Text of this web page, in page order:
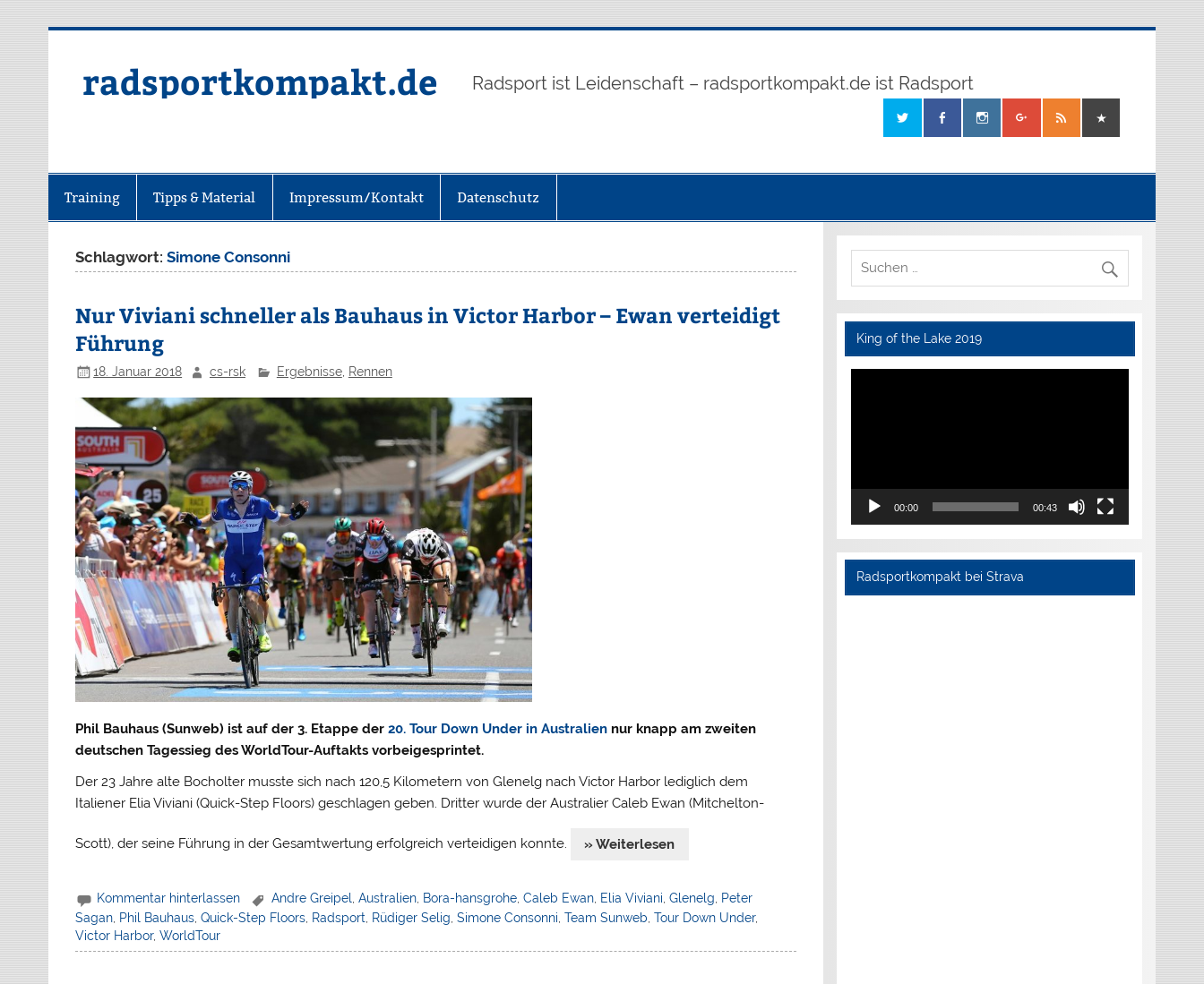
radsportkompakt.de Radsport ist Leidenschaft – radsportkompakt.de ist Radsport
Training Tipps & Material Impressum/Kontakt Datenschutz
Schlagwort:Simone Consonni
Nur Viviani schneller als Bauhaus in Victor Harbor – Ewan verteidigt
Führung
18. Januar 2018 cs-rsk Ergebnisse, Rennen
Phil Bauhaus (Sunweb) ist auf der 3. Etappe der20. Tour Down Under in Australien nur knapp am zweiten
deutschen Tagessieg des WorldTour-Auftakts vorbeigesprintet.
Der 23 Jahre alte Bocholter musste sich nach 120,5 Kilometern von Glenelg nach Victor Harbor lediglich dem
Italiener Elia Viviani (Quick-Step Floors) geschlagen geben. Dritter wurde der Australier Caleb Ewan (Mitchelton-
Scott), der seine Führung in der Gesamtwertung erfolgreich verteidigen konnte. » Weiterlesen
Kommentar hinterlassen Andre Greipel, Australien, Bora-hansgrohe, Caleb Ewan, Elia Viviani, Glenelg, Peter
Sagan Phil Bauhaus ,Quick-Step Floors Radsport Rüdiger Selig ,Simone Consonni ,Team Sunweb ,Tour Down Under,
Victor Harbor,WorldTour
King of the Lake 2019
Video-
00:00 00:43
Radsportkompakt bei Strava